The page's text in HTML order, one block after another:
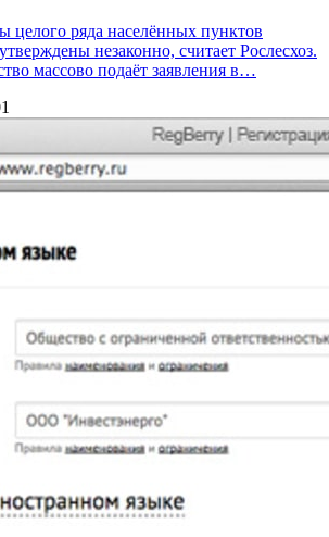
целого ряда населённых пунктов
незаконно, считает Рослесхоз.
массово подаёт заявления в…